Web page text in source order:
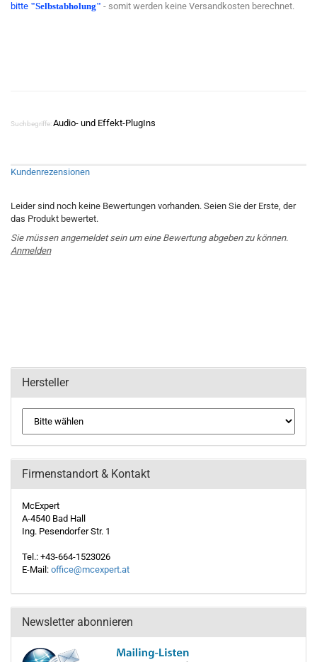
bitte "Selbstabholung" - somit werden keine Versandkosten berechnet.
Suchbegriffe:Audio- und Effekt-PlugIns
Kundenrezensionen
Leider sind noch keine Bewertungen vorhanden. Seien Sie der Erste, der
das Produkt bewertet.
Sie müssen angemeldet sein um eine Bewertung abgeben zu können.
Anmelden
Hersteller
Firmenstandort & Kontakt
McExpert
A-4540 Bad Hall
Ing. Pesendorfer Str. 1
Tel.: +43-664-1523026
E-Mail: office@mcexpert.at
Newsletter abonnieren